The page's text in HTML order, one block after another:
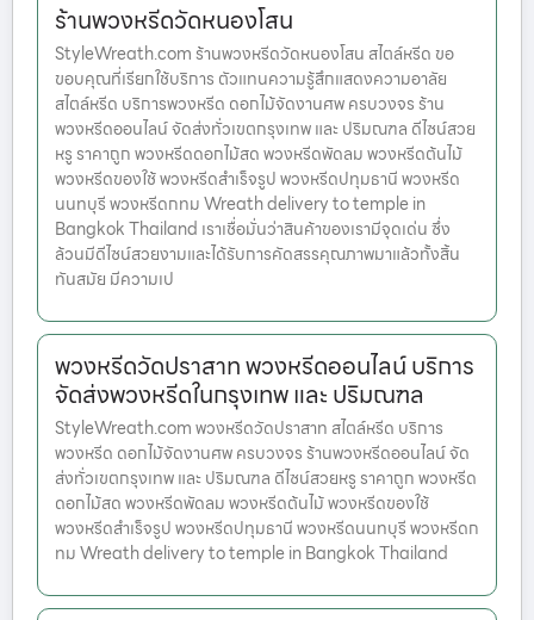
ร้านพวงหรีดวัดหนองโสน
StyleWreath.com ร้านพวงหรีดวัดหนองโสน สไตล์หรีด ขอ
ขอบคุณที่เรียกใช้บริการ ตัวแทนความรู้สึกแสดงความอาลัย
สไตล์หรีด บริการพวงหรีด ดอกไม้จัดงานศพ ครบวงจร ร้าน
พวงหรีดออนไลน์ จัดส่งทั่วเขตกรุงเทพ และ ปริมณฑล ดีไซน์สวย
หรู ราคาถูก พวงหรีดดอกไม้สด พวงหรีดพัดลม พวงหรีดต้นไม้
พวงหรีดของใช้ พวงหรีดสำเร็จรูป พวงหรีดปทุมธานี พวงหรีด
นนทบุรี พวงหรีดกทม Wreath delivery to temple in
Bangkok Thailand เราเชื่อมั่นว่าสินค้าของเรามีจุดเด่น ซึ่ง
ล้วนมีดีไซน์สวยงามและได้รับการคัดสรรคุณภาพมาแล้วทั้งสิ้น
ทันสมัย มีความเป
พวงหรีดวัดปราสาท พวงหรีดออนไลน์ บริการ
จัดส่งพวงหรีดในกรุงเทพ และ ปริมณฑล
StyleWreath.com พวงหรีดวัดปราสาท สไตล์หรีด บริการ
พวงหรีด ดอกไม้จัดงานศพ ครบวงจร ร้านพวงหรีดออนไลน์ จัด
ส่งทั่วเขตกรุงเทพ และ ปริมณฑล ดีไซน์สวยหรู ราคาถูก พวงหรีด
ดอกไม้สด พวงหรีดพัดลม พวงหรีดต้นไม้ พวงหรีดของใช้
พวงหรีดสำเร็จรูป พวงหรีดปทุมธานี พวงหรีดนนทบุรี พวงหรีดก
ทม Wreath delivery to temple in Bangkok Thailand